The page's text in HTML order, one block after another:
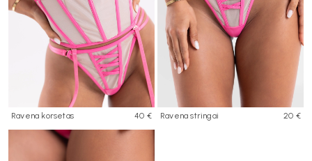
Ravena korsetas 40 € Ravena stringai 20 €